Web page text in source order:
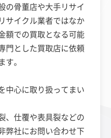
の骨董店や大手リサイ
サイクル業者ではなか
額での買取となる可能
門とした買取店に依頼
。
中心に取り扱ってまい
、仕覆や表具裂などの
弊社にお問い合わせ下